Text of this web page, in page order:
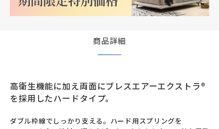
徴【専門スタッフ解説】寝心地だけじゃない！？
フランスベッドのマットレスの特徴【専門スタッ
だけじゃない！？フランスベッドのマットレスの
特徴【専門スタッフ解説】寝心地だけじゃな
商品詳細
高衛生機能に加え両面にブレスエアーエクストラ®
を採用したハードタイプ。
ダブル枠線でしっかり支える。ハード用スプリングを